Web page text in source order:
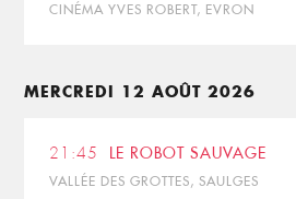
CINÉMA YVES ROBERT, EVRON
MERCREDI 12 AOÛT 2026
21:45 LE ROBOT SAUVAGE
VALLÉE DES GROTTES, SAULGES